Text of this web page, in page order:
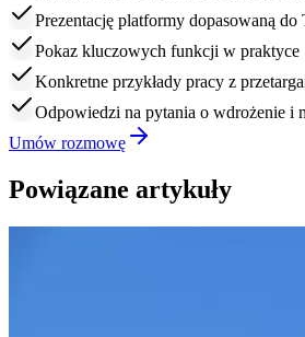
Prezentację platformy dopasowaną
Pokaz kluczowych funkcji w praktyce
Konkretne przykłady pracy z
Odpowiedzi na pytania o wdrożenie i
Umów rozmowę
Powiązane artykuły